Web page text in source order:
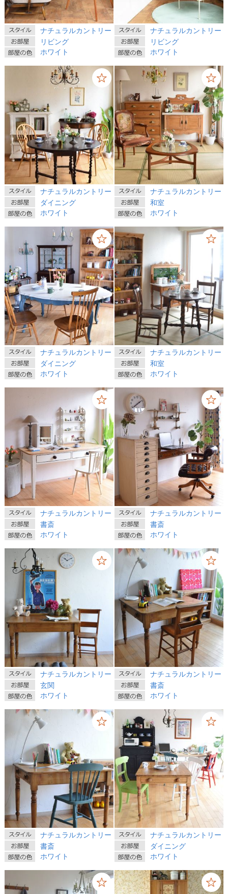
ナチュラルカントリー
リビング
ホワイト
ナチュラルカントリー
リビング
ホワイト
ナチュラルカントリー
ダイニング
ホワイト
ナチュラルカントリー
和室
ホワイト
ナチュラルカントリー
ダイニング
ホワイト
ナチュラルカントリー
和室
ホワイト
ナチュラルカントリー
書斎
ホワイト
ナチュラルカントリー
書斎
ホワイト
ナチュラルカントリー
玄関
ホワイト
ナチュラルカントリー
書斎
ホワイト
ナチュラルカントリー
書斎
ホワイト
ナチュラルカントリー
ダイニング
ホワイト